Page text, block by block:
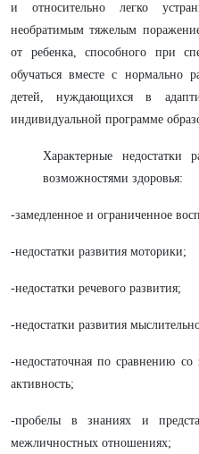
и относительно легко
необратимым тяжелым
от ребенка, способного при
обучаться вместе с нормально
детей, нуждающихся в
индивидуальной программе
Характерные недостатки
возможностями здоровья:
-замедленное и ограниченное
-недостатки развития моторики;
-недостатки речевого развития;
-недостатки развития
-недостаточная по сравнению со
активность;
-пробелы в знаниях и
межличностных отношениях;